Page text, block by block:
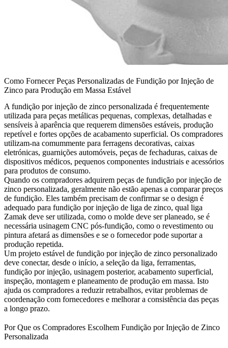
Como Fornecer Peças Personalizadas de Fundição por Injeção de
Zinco para Produção em Massa Estável
A fundição por injeção de zinco personalizada é frequentemente
utilizada para peças metálicas pequenas, complexas, detalhadas e
sensíveis à aparência que requerem dimensões estáveis, produção
repetível e fortes opções de acabamento superficial. Os compradores
utilizam-na comummente para ferragens decorativas, caixas
eletrónicas, guarnições automóveis, peças de fechaduras, caixas de
dispositivos médicos, pequenos componentes industriais e acessórios
para produtos de consumo.
Quando os compradores adquirem peças de fundição por injeção de
zinco personalizada, geralmente não estão apenas a comparar preços
de fundição. Eles também precisam de confirmar se o design é
adequado para fundição por injeção de liga de zinco, qual liga
Zamak deve ser utilizada, como o molde deve ser planeado, se é
necessária usinagem CNC pós-fundição, como o revestimento ou
pintura afetará as dimensões e se o fornecedor pode suportar a
produção repetida.
Um projeto estável de fundição por injeção de zinco personalizado
deve conectar, desde o início, a seleção da liga, ferramentas,
fundição por injeção, usinagem posterior, acabamento superficial,
inspeção, montagem e planeamento de produção em massa. Isto
ajuda os compradores a reduzir retrabalhos, evitar problemas de
coordenação com fornecedores e melhorar a consistência das peças
a longo prazo.
Por Que os Compradores Escolhem Fundição por Injeção de Zinco
Personalizada